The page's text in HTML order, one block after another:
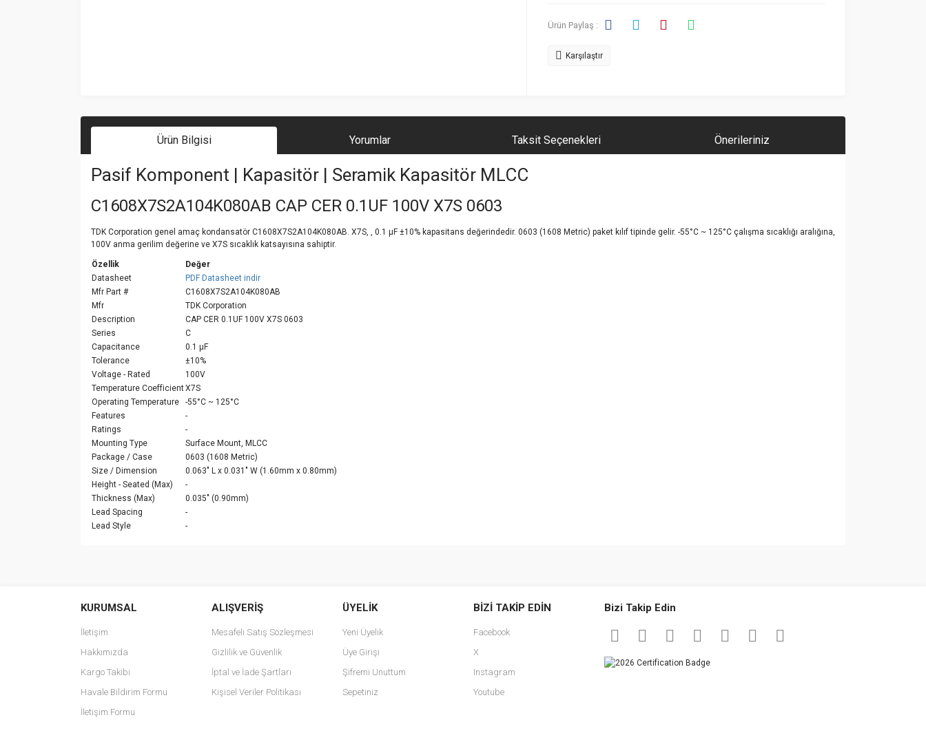
Ürün Paylaş :
Karşılaştır
Ürün Bilgisi Yorumlar Taksit Seçenekleri Önerileriniz
Pasif Komponent | Kapasitör | Seramik Kapasitör MLCC
C1608X7S2A104K080AB CAP CER 0.1UF 100V X7S 0603
TDK Corporation genel amaç kondansatör C1608X7S2A104K080AB. X7S, , 0.1 µF ±10% kapasitans değerindedir. 0603 (1608 Metric) paket kılıf tipinde gelir. -55°C ~ 125°C çalışma sıcaklığı aralığına,
100V anma gerilim değerine ve X7S sıcaklık katsayısına sahiptir.
Özellik
Değer
Datasheet
PDF Datasheet indir
Mfr Part #
C1608X7S2A104K080AB
Mfr
TDK Corporation
Description
CAP CER 0.1UF 100V X7S 0603
Series
C
Capacitance
0.1 µF
Tolerance
±10%
Voltage - Rated
100V
Temperature CoefficientX7S
Operating Temperature
-55°C ~ 125°C
Features
-
Ratings
-
Mounting Type
Surface Mount, MLCC
Package / Case
0603 (1608 Metric)
Size / Dimension
0.063" L x 0.031" W (1.60mm x 0.80mm)
Height - Seated (Max)
-
Thickness (Max)
0.035" (0.90mm)
Lead Spacing
-
Lead Style
-
Ürün resmi kalitesiz, bozuk veya görüntülenemiyor.
Ürün açıklamasında eksik bilgiler bulunuyor.
Ürün bilgilerinde hatalar bulunuyor.
Ürün fiyatı diğer sitelerden daha pahalı.
KURUMSAL
İletişim
Hakkımızda
Kargo Takibi
Havale Bildirim Formu
İletişim Formu
ALIŞVERİŞ
Mesafeli Satış Sözleşmesi
Gizlilik ve Güvenlik
İptal ve İade Şartları
Kişisel Veriler Politikası
ÜYELİK
Yeni Üyelik
Üye Girişi
Şifremi Unuttum
Sepetiniz
BİZİ TAKİP EDİN
Facebook
X
Instagram
Youtube
Bizi Takip Edin